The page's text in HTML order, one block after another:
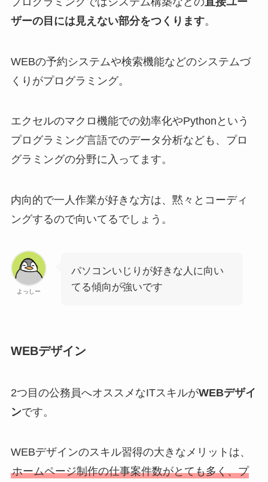
ザーの目には見えない部分をつくります。
WEBの予約システムや検索機能などのシステムづ
くりがプログラミング。
エクセルのマクロ機能での効率化やPythonという
プログラミング言語でのデータ分析なども、プロ
グラミングの分野に入ってます。
内向的で一人作業が好きな方は、黙々とコーディ
ングするので向いてるでしょう。
よっしー
パソコンいじりが好きな人に向い
てる傾向が強いです
WEBデザイン
2つ目の公務員へオススメなITスキルがWEBデザイ
ンです。
WEBデザインのスキル習得の大きなメリットは、
ホームページ制作の仕事案件数がとても多く、プ